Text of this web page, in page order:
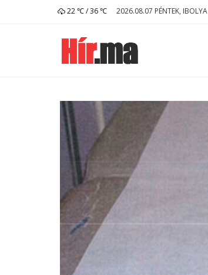
22 ℃ / 36 ℃ 2026.08.07 PÉNTEK, IBOLYA